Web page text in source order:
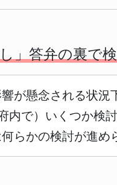
」答弁の裏で
が懸念される状
で）いくつか検
らかの検討が進め